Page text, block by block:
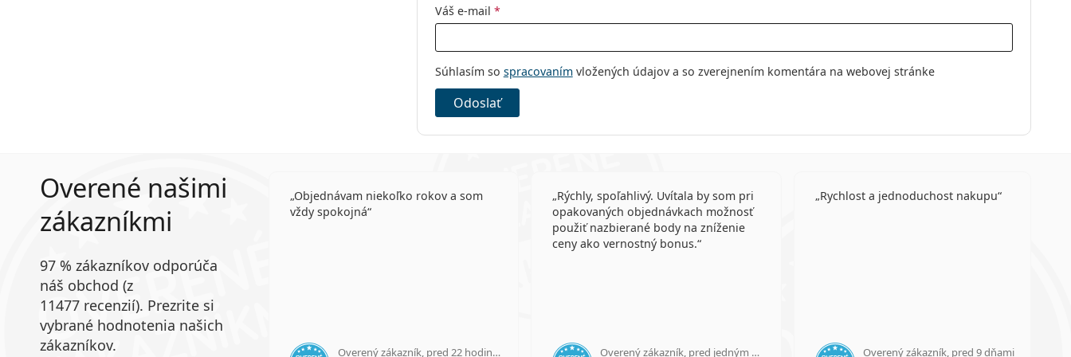
Váš e-mail *
Súhlasím so spracovanímvložených údajov a so zverejnením komentára na webovej stránke
Odoslať
Overené našimi
zákazníkmi
97 % zákazníkov odporúča
náš obchod (z
11477 recenzií). Prezrite si
vybrané hodnotenia našich
zákazníkov.
Objednávam niekoľko rokov a som
vždy spokojná
Overený zákazník, pred 22 hodinami
Rýchly, spoľahlivý. Uvítala by som pri
opakovaných objednávkach možnosť
použiť nazbierané body na zníženie
ceny ako vernostný bonus.
Overený zákazník, pred jedným dňom
Rychlost a jednoduchost nakupu
Overený zákazník, pred 9 dňami